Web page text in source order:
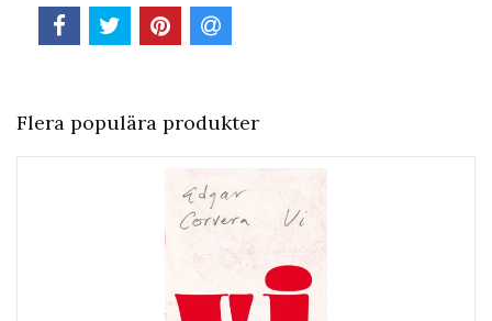
Flera populära produkter